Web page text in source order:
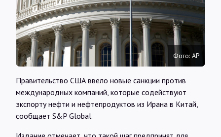
Карты
О нас
@Infotek_Russia
Фото: AP
Правительство США ввело новые санкции против
международных компаний, которые содействуют
экспорту нефти и нефтепродуктов из Ирана в Китай,
сообщает S&P Global.